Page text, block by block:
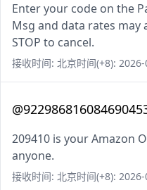
Enter your code on the
Msg and data rates may
STOP to cancel.
接收时间: 北京时间(+8):
209410 is your Amazon
anyone.
接收时间: 北京时间(+8):